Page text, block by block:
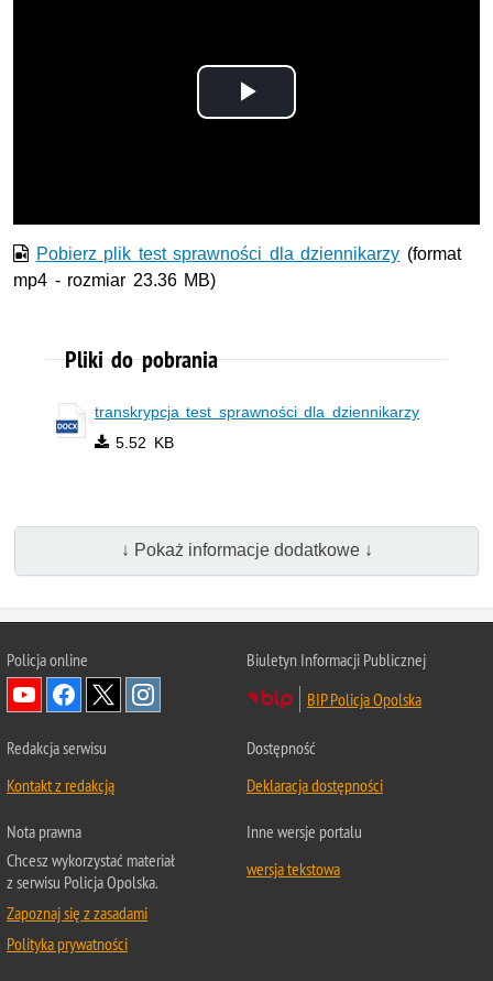
Odtwórz
Pobierz plik test sprawności dla dziennikarzy (format
mp4 - rozmiar 23.36 MB)
Pliki do pobrania
transkrypcja test sprawności dla dziennikarzy
5.52 KB
↓ Pokaż informacje dodatkowe ↓
Policja online
Biuletyn Informacji Publicznej
BIP Policja Opolska
Redakcja serwisu
Kontakt z redakcją
Dostępność
Deklaracja dostępności
Nota prawna
Chcesz wykorzystać materiał
z serwisu Policja Opolska.
Zapoznaj się z zasadami
Polityka prywatności
Inne wersje portalu
wersja tekstowa